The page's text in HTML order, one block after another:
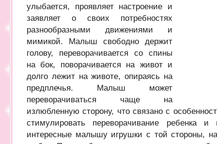
улыбается, проявляет настроение и
заявляет о своих потребностях
разнообразными движениями и
мимикой. Малыш свободно держит
голову, переворачивается со спины
на бок, поворачивается на живот и
долго лежит на животе, опираясь на
предплечья. Малыш может
переворачиваться чаще на
излюбленную сторону, что связано с
стимулировать переворачивание ребенка
интересные малышу игрушки с той стороны,